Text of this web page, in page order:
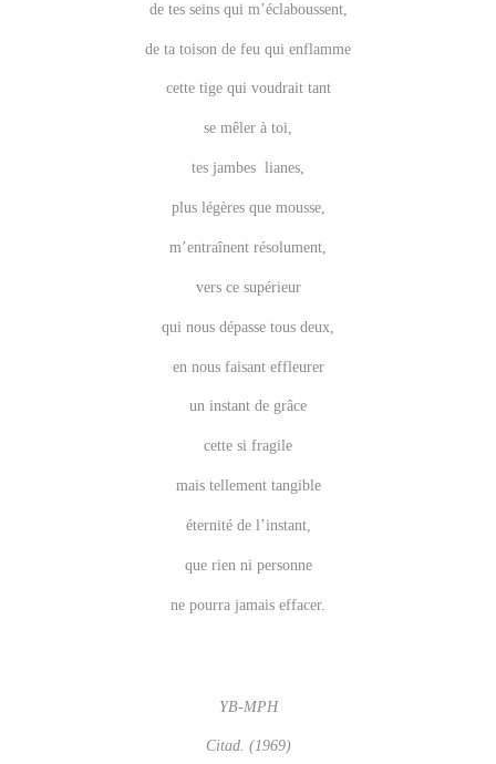
de tes seins qui m’éclaboussent,
de ta toison de feu qui enflamme
cette tige qui voudrait tant
se mêler à toi,
tes jambes lianes,
plus légères que mousse,
m’entraînent résolument,
vers ce supérieur
qui nous dépasse tous deux,
en nous faisant effleurer
un instant de grâce
cette si fragile
mais tellement tangible
éternité de l’instant,
que rien ni personne
ne pourra jamais effacer.
YB-MPH
Citad. (1969)